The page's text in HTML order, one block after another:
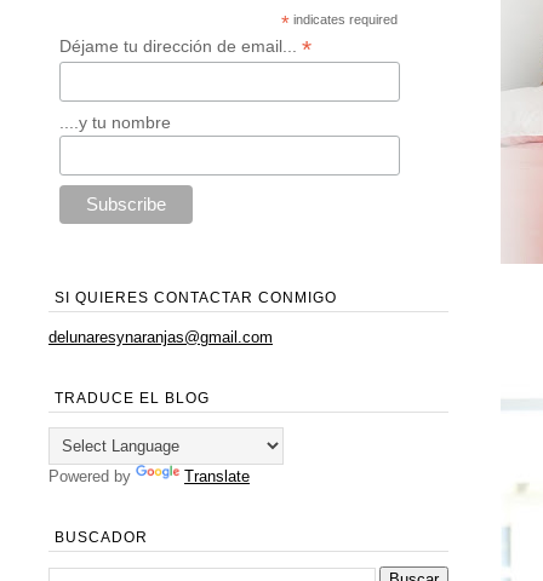
* indicates required
Déjame tu dirección de email... *
....y tu nombre
SI QUIERES CONTACTAR CONMIGO
delunaresynaranjas@gmail.com
TRADUCE EL BLOG
Powered by Translate
BUSCADOR